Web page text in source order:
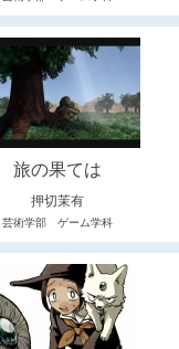
旅の果ては
押切茉有
芸術学部 ゲーム学科